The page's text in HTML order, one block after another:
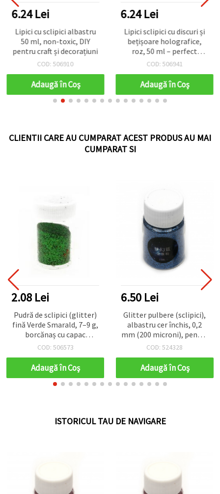
6.24 Lei
Lipici cu sclipici albastru
50 ml, non-toxic, DIY
pentru craft și decorațiuni
COD: 506910
Adaugă în Coş
6.24 Lei
Lipici sclipici cu discuri și
bețișoare holografice,
roz, 50 ml – perfect
pentru proiecte DIY,
COD: 506941
Adaugă în Coş
CLIENTII CARE AU CUMPARAT ACEST PRODUS AU MAI
CUMPARAT SI
2.08 Lei
Pudră de sclipici (glitter)
fină Verde Smarald, 7–9 g,
borcănaș cu capac
înfiletabil – sclipici
decorațiuni DIY, rășină,
slime, scrapbooking și
cardmaking
COD: 506573
Adaugă în Coş
6.50 Lei
Glitter pulbere (sclipici),
albastru cer închis, 0,2
mm (200 microni), pentru
artă, hobby DIY, nail art și
COD: 524328
Adaugă în Coş
ISTORICUL TAU DE NAVIGARE